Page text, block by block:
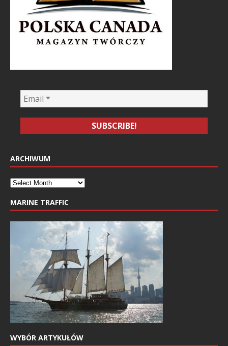
ARCHIWUM
MARINE TRAFFIC
WYBÓR ARTYKUŁÓW